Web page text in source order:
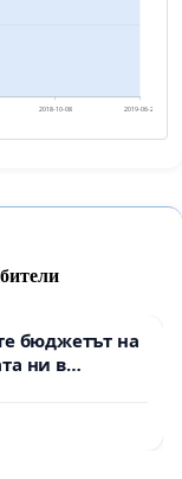
2018-10-08 2019-06-24
бюджетът на
ни в